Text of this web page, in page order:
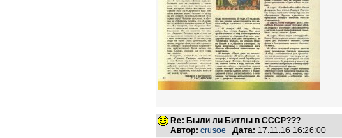
Re: Были ли Битлы в СССР???
Автор: crusoe Дата: 17.11.16 16:26:00